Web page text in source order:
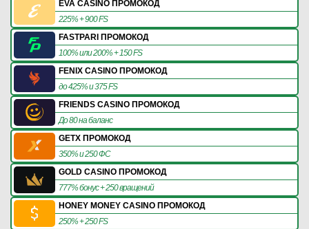
EVA CASINO ПРОМОКОД
225% + 900 FS
FASTPARI ПРОМОКОД
100% или 200% + 150 FS
FENIX CASINO ПРОМОКОД
до 425% и 375 FS
FRIENDS CASINO ПРОМОКОД
До 80 на баланс
GETX ПРОМОКОД
350% и 250 ФС
GOLD CASINO ПРОМОКОД
777% бонус + 250 вращений
HONEY MONEY CASINO ПРОМОКОД
250% + 250 FS